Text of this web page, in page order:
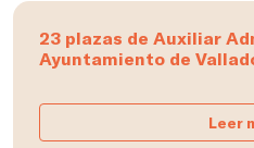
23 plazas de Auxiliar
Ayuntamiento de
Leer